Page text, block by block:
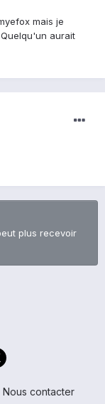
mais je
aurait
plus recevoir
Nous contacter